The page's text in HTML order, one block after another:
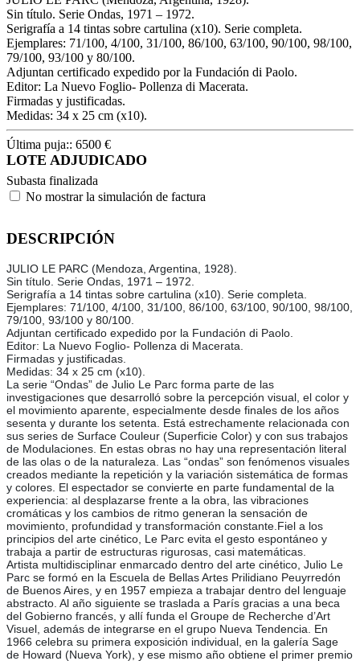
Sin título. Serie Ondas, 1971 – 1972.
Serigrafía a 14 tintas sobre cartulina (x10). Serie completa.
Ejemplares: 71/100, 4/100, 31/100, 86/100, 63/100, 90/100, 98/100,
79/100, 93/100 y 80/100.
Adjuntan certificado expedido por la Fundación di Paolo.
Editor: La Nuevo Foglio- Pollenza di Macerata.
Firmadas y justificadas.
Medidas: 34 x 25 cm (x10).
Última puja:: 6500 €
LOTE ADJUDICADO
Subasta finalizada
No mostrar la simulación de factura
DESCRIPCIÓN
JULIO LE PARC (Mendoza, Argentina, 1928).
Sin título. Serie Ondas, 1971 – 1972.
Serigrafía a 14 tintas sobre cartulina (x10). Serie completa.
Ejemplares: 71/100, 4/100, 31/100, 86/100, 63/100, 90/100, 98/100,
79/100, 93/100 y 80/100.
Adjuntan certificado expedido por la Fundación di Paolo.
Editor: La Nuevo Foglio- Pollenza di Macerata.
Firmadas y justificadas.
Medidas: 34 x 25 cm (x10).
La serie “Ondas” de Julio Le Parc forma parte de las
investigaciones que desarrolló sobre la percepción visual, el color y
el movimiento aparente, especialmente desde finales de los años
sesenta y durante los setenta. Está estrechamente relacionada con
sus series de Surface Couleur (Superficie Color) y con sus trabajos
de Modulaciones. En estas obras no hay una representación literal
de las olas o de la naturaleza. Las “ondas” son fenómenos visuales
creados mediante la repetición y la variación sistemática de formas
y colores. El espectador se convierte en parte fundamental de la
experiencia: al desplazarse frente a la obra, las vibraciones
cromáticas y los cambios de ritmo generan la sensación de
movimiento, profundidad y transformación constante.Fiel a los
principios del arte cinético, Le Parc evita el gesto espontáneo y
trabaja a partir de estructuras rigurosas, casi matemáticas.
Artista multidisciplinar enmarcado dentro del arte cinético, Julio Le
Parc se formó en la Escuela de Bellas Artes Prilidiano Peuyrredón
de Buenos Aires, y en 1957 empieza a trabajar dentro del lenguaje
abstracto. Al año siguiente se traslada a París gracias a una beca
del Gobierno francés, y allí funda el Groupe de Recherche d’Art
Visuel, además de integrarse en el grupo Nueva Tendencia. En
1966 celebra su primera exposición individual, en la galería Sage
de Howard (Nueva York), y ese mismo año obtiene el primer premio